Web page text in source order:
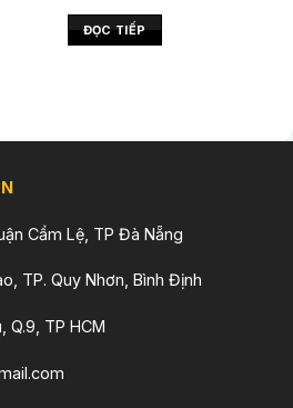
ĐỌC TIẾP
Cẩm Lệ, TP Đà Nẵng
TP. Quy Nhơn, Bình Định
Q.9, TP HCM